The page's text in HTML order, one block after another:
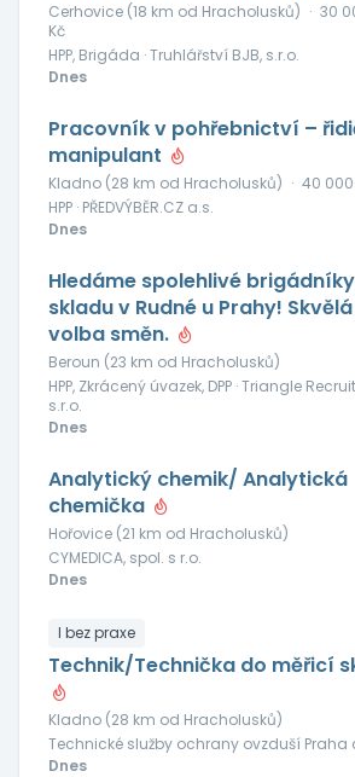
Cerhovice (18 km od Hracholusků) · 30
Kč
HPP, Brigáda · Truhlářství BJB, s.r.o.
Dnes
Pracovník v pohřebnictví –
manipulant
Kladno (28 km od Hracholusků) · 40
HPP · PŘEDVÝBĚR.CZ a.s.
Dnes
Hledáme spolehlivé
skladu v Rudné u Prahy!
volba směn.
Beroun (23 km od Hracholusků)
HPP, Zkrácený úvazek, DPP · Triangle
s.r.o.
Dnes
Analytický chemik/ Analytická
chemička
Hořovice (21 km od Hracholusků)
CYMEDICA, spol. s r.o.
Dnes
I bez praxe
Technik/Technička do měřicí
Kladno (28 km od Hracholusků)
Technické služby ochrany ovzduší Praha
Dnes